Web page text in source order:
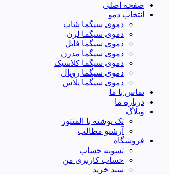
صفحه اصلی
انتخاب دمو
دموی سیگما شاپ
دموی سیگما لرن
دموی سیگما فایل
دموی سیگما مدرن
دموی سیگما کلاسیک
دموی سیگما رویال
دموی سیگما پلاس
تماس با ما
درباره ما
وبلاگ
تک نوشته با المنتور
آرشیو مطالب
فروشگاه
تسویه حساب
حساب کاربری من
سبد خرید